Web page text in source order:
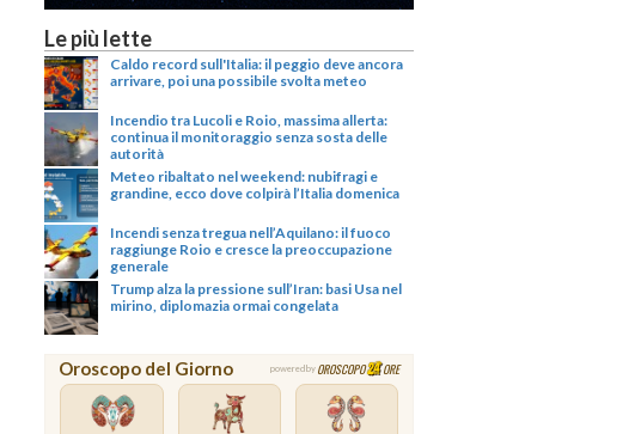
Le più lette
Caldo record sull'Italia: il peggio deve ancora
arrivare, poi una possibile svolta meteo
Incendio tra Lucoli e Roio, massima allerta:
continua il monitoraggio senza sosta delle
autorità
Meteo ribaltato nel weekend: nubifragi e
grandine, ecco dove colpirà l’Italia domenica
Incendi senza tregua nell’Aquilano: il fuoco
raggiunge Roio e cresce la preoccupazione
generale
Trump alza la pressione sull’Iran: basi Usa nel
mirino, diplomazia ormai congelata
Oroscopo del Giorno powered by OROSCOPO ORE